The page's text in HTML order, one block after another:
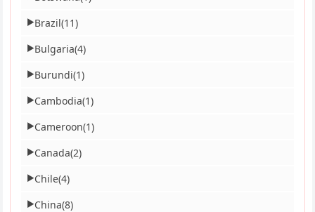
▶Brazil(11)
▶Bulgaria(4)
▶Burundi(1)
▶Cambodia(1)
▶Cameroon(1)
▶Canada(2)
▶Chile(4)
▶China(8)